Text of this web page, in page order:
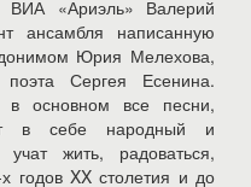
ВИА «Ариэль» Валерий
ансамбля написанную
Юрия Мелехова,
Сергея Есенина.
в основном все песни,
в себе народный и
жить, радоваться,
годов XX столетия и до